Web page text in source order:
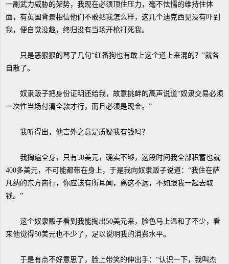
一副武力威胁的架势，我现在必须顶住压力，毫不怯懦的维持住体
面，有英国背景相信他们不敢把我怎么样，这几个迪克西见没有吓到
我，便自觉没趣，终归没有当场开枪打死我。
只是恶狠狠的骂了几句“红番狗也有敢上这个道上来混的？”就各
自散了。
奴隶贩子把身份证明还给我，故意挑衅的高声说道“奴隶交易必须
一次性当场付清全款才行，而且必须是现金。”
我听得出，他言外之意是质疑我有钱吗？
我掏遍全身，只有50美元，确实不够，这段时间我全部积蓄也就
400多美元，不可能都带在身上，于是我向奴隶贩子说道：“我住在萨
凡纳的东方商行，你应该有所耳闻，离这不远，不如跟我一起去取
钱。”
这个奴隶贩子看到我能掏出50美元来，脸色马上温和了不少，看
来他觉得50美元也不少了，足以说明我的消费水平。
于是有点不好意思了，脸上带笑的伸出手：“认识一下，我叫杰